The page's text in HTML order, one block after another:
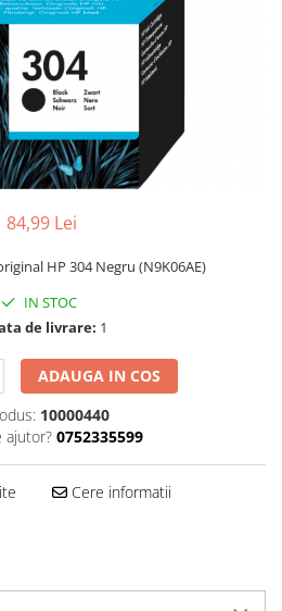
84,99 Lei
HP 304 Negru (N9K06AE)
IN STOC
de livrare: 1
ADAUGA IN COS
10000440
ajutor? 0752335599
Cere informatii